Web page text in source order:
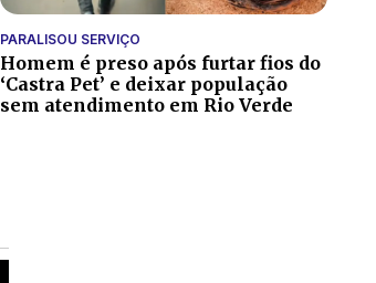
PARALISOU SERVIÇO
Homem é preso após furtar fios do
‘Castra Pet’ e deixar população
sem atendimento em Rio Verde